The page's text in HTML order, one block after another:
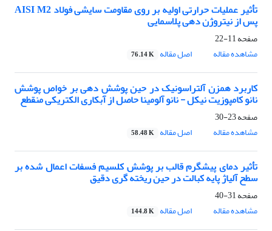
تأثیر عملیات حرارتی اولیه بر روی مقاومت سایشی فولاد AISI M2
پس از نیتروژن دهی پلاسمایی
صفحه11-22
مشاهده مقاله
اصل مقاله 76.14 K
کاربرد همزن آلتراسونیک در حین پوشش دهی بر خواص پوشش
نانو کامپوزیت نیکل - نانو آلومینا حاصل از آبکاری الکتریکی منقطع
صفحه23-30
مشاهده مقاله
اصل مقاله 58.48 K
تأثیر دمای پیشگرم قالب بر پوشش کلسیم فسفات اعمال شده بر
سطح آلیاژ پایه کبالت در حین ریخته گری دقیق
صفحه31-40
مشاهده مقاله
اصل مقاله 144.8 K